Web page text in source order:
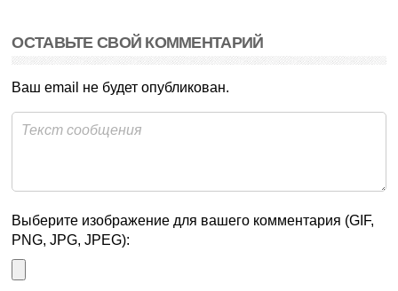
ОСТАВЬТЕ СВОЙ КОММЕНТАРИЙ
Ваш email не будет опубликован.
Выберите изображение для вашего комментария (GIF,
PNG, JPG, JPEG):